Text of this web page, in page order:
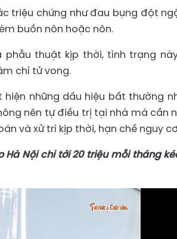
triệu chứng như đau bụng đột
buồn nôn hoặc nôn.
phẫu thuật kịp thời, tình trạng
chí tử vong.
hiện những dấu hiệu bất thường
nên tự điều trị tại nhà mà cần
và xử trí kịp thời, hạn chế nguy
Nội chi tới 20 triệu mỗi tháng